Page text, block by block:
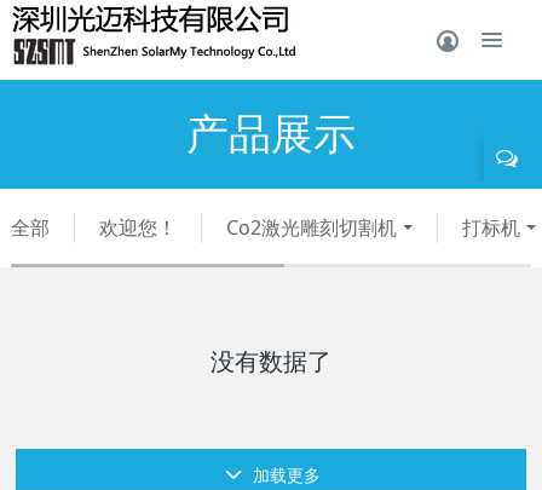
产品展示
全部 欢迎您！ Co2激光雕刻切割机 打标机
没有数据了
加载更多